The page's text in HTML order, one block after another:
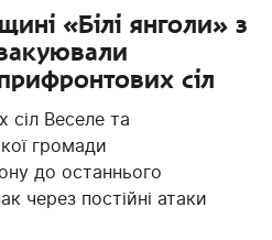
«Білі янголи» з
сіл
сіл Веселе та
громади
до останнього
через постійні атаки